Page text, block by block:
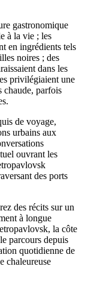
gastronomique
à la vie ; les
en ingrédients tels
noires ; des
dans les
privilégiaient une
chaude, parfois
de voyage,
urbains aux
ouvrant les
des ports
des récits sur un
à longue
la côte
parcours depuis
quotidienne de
chaleureuse